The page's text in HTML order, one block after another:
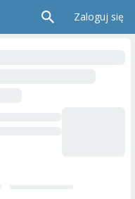
Zaloguj się